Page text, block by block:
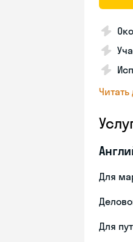
Для
Для